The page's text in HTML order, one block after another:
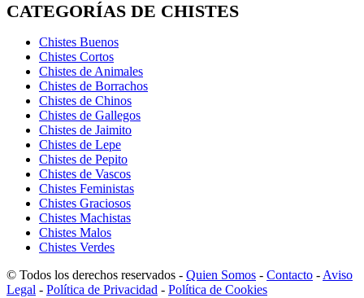
CATEGORÍAS DE CHISTES
Chistes Buenos
Chistes Cortos
Chistes de Animales
Chistes de Borrachos
Chistes de Chinos
Chistes de Gallegos
Chistes de Jaimito
Chistes de Lepe
Chistes de Pepito
Chistes de Vascos
Chistes Feministas
Chistes Graciosos
Chistes Machistas
Chistes Malos
Chistes Verdes
© Todos los derechos reservados - Quien Somos - Contacto - Aviso
Legal - Política de Privacidad - Política de Cookies